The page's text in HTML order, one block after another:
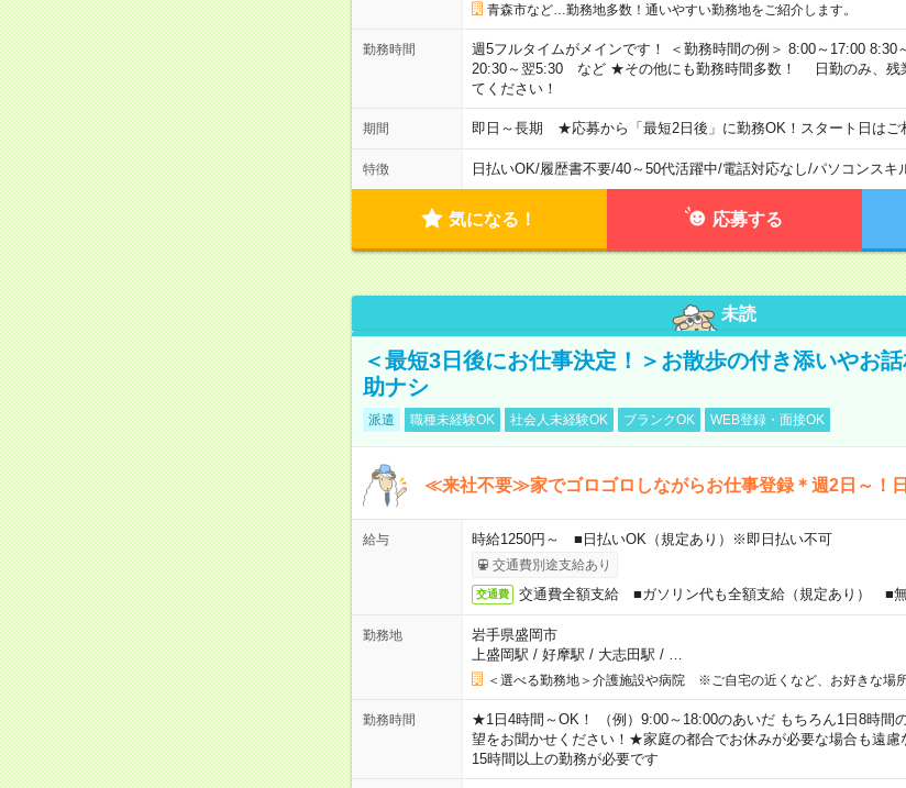
青森市など…勤務地多数！通いやすい勤務地をご紹介します。
勤務時間
週5フルタイムがメインです！ ＜勤務時間の例＞ 8:00～17:00 8:30
20:30～翌5:30 など ★その他にも勤務時間多数！ 日勤のみ、残
てください！
期間 即日～長期 ★応募から「最短2日後」に勤務OK！スタート日はご
特徴 日払いOK/履歴書不要/40～50代活躍中/電話対応なし/パソコンスキ
気になる！ 応募する
未読
＜最短3日後にお仕事決定！＞お散歩の付き添いやお
助ナシ
派遣 職種未経験OK 社会人未経験OK ブランクOK WEB登録・面接OK
≪来社不要≫家でゴロゴロしながらお仕事登録＊週2日～！
給与 時給1250円～ ■日払いOK（規定あり）※即日払い不可
交通費別途支給あり
交通費 交通費全額支給 ■ガソリン代も全額支給（規定あり） ■
勤務地
岩手県盛岡市
上盛岡駅 / 好摩駅 / 大志田駅 /
＜選べる勤務地＞介護施設や病院 ※ご自宅の近くなど、お好きな場
勤務時間
★1日4時間～OK！ （例）9:00～18:00のあいだ もちろん1日8時間
望をお聞かせください！★家庭の都合でお休みが必要な場合も遠
15時間以上の勤務が必要です